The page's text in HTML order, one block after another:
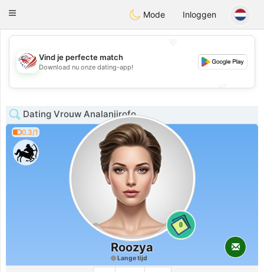
StatesDating
Toggle
Mode Inloggen
💖
💕
Vind je perfecte match
Download nu onze dating-app!
Dating Vrouw Analanjirofo
0.3/1
0
Roozya
Lange tijd